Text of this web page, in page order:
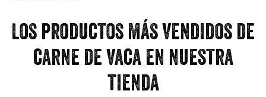
Los productos más vendidos de
carne de vaca en nuestra
tienda